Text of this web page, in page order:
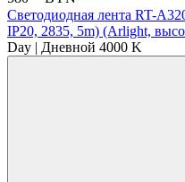
Светодиодная лента RT-
IP20, 2835, 5m) (Arlight,
Day | Дневной 4000 K